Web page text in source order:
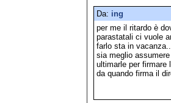
Da: ing
per me il ritardo è
parastatali ci vuole
farlo sta in
sia meglio
ultimarle per firmare
da quando firma il